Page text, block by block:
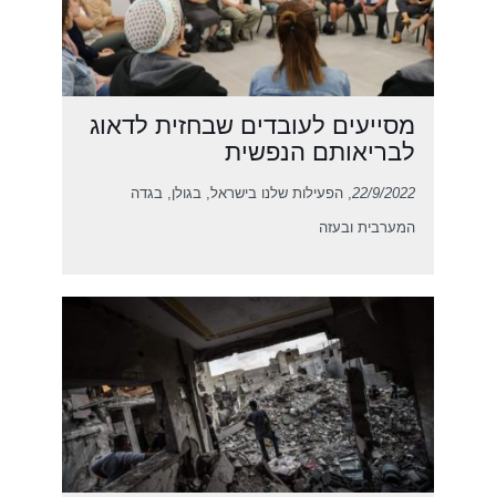
מסייעים לעובדים שבחזית לדאוג
לבריאותם הנפשית
22/9/2022, הפעילות שלנו בישראל, בגולן, בגדה
המערבית ובעזה